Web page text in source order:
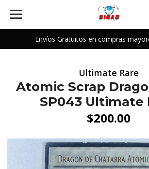
Envíos Gratuitos en compras
Ultimate Rare
Atomic Scrap
SP043 Ultimate
$200.00